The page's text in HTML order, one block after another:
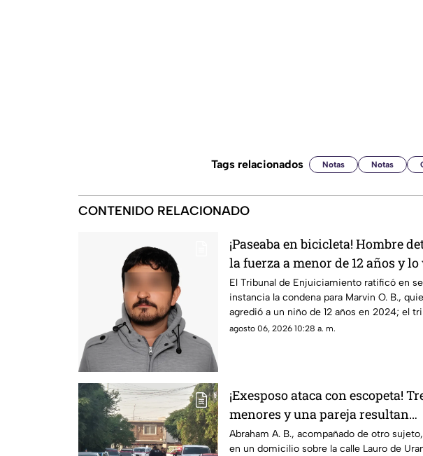
Tags relacionados Notas Notas
CONTENIDO RELACIONADO
¡Paseaba en bicicleta! Hombre
la fuerza a menor de 12 años y
en Chihuahua; así logró escapar
El Tribunal de Enjuiciamiento ratificó en
instancia la condena para Marvin O. B.,
agredió a un niño de 12 años en 2024; el
desechó la apelación presentada por la
agosto 06, 2026 10:28 a. m.
¡Exesposo ataca con escopeta!
menores y una pareja resultan
gravemente heridos en Ciudad
Abraham A. B., acompañado de otro
en un domicilio sobre la calle Lauro de